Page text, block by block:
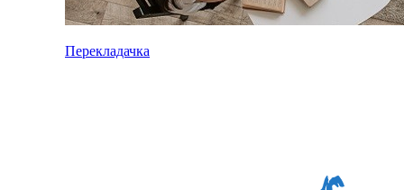
Перекладачка